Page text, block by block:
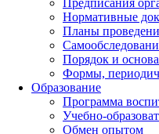
Предписания
Нормативные
Планы
Порядок и
Формы,
Образование
Программа
Учебно-
Обмен опытом